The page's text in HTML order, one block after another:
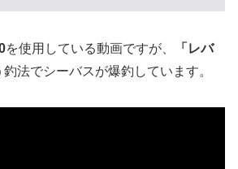
を使用している動画ですが、
「レバ
釣法でシーバスが爆釣しています。